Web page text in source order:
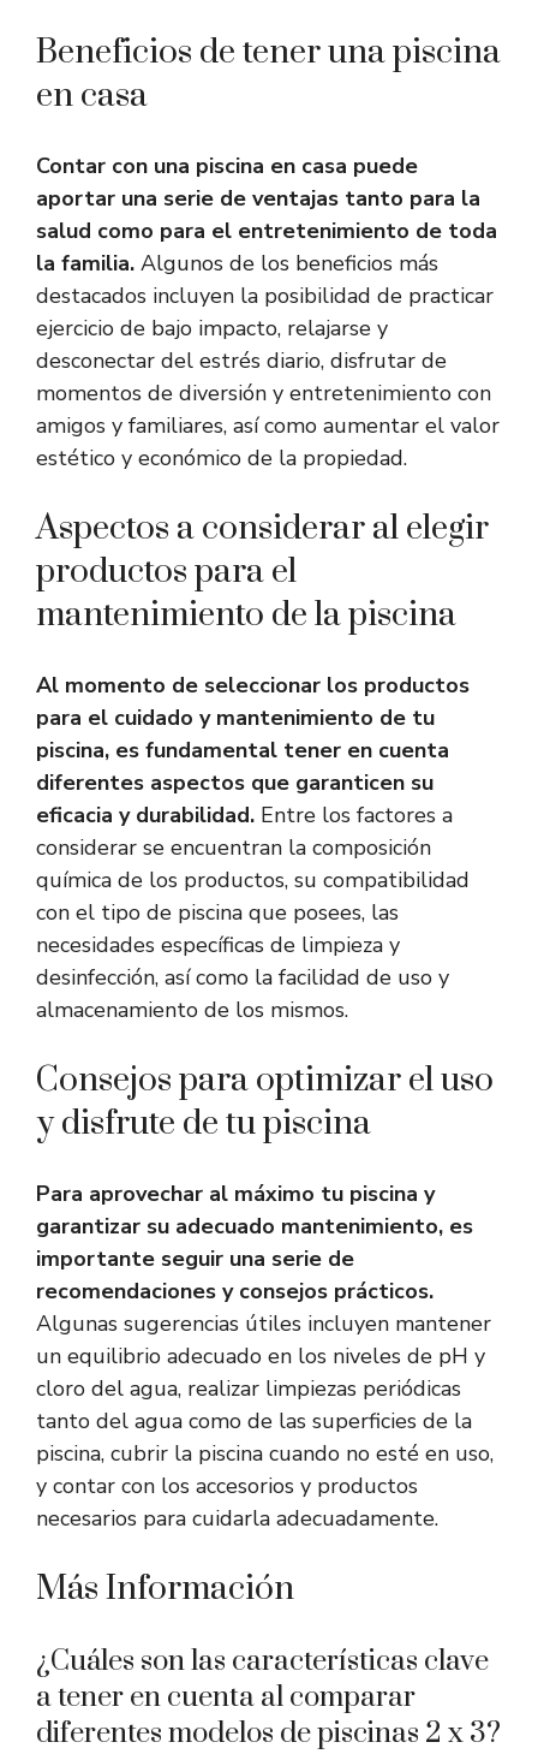
Beneficios de tener una piscina
en casa
Contar con una piscina en casa puede
aportar una serie de ventajas tanto para la
salud como para el entretenimiento de toda
la familia. Algunos de los beneficios más
destacados incluyen la posibilidad de practicar
ejercicio de bajo impacto, relajarse y
desconectar del estrés diario, disfrutar de
momentos de diversión y entretenimiento con
amigos y familiares, así como aumentar el valor
estético y económico de la propiedad.
Aspectos a considerar al elegir
productos para el
mantenimiento de la piscina
Al momento de seleccionar los productos
para el cuidado y mantenimiento de tu
piscina, es fundamental tener en cuenta
diferentes aspectos que garanticen su
eficacia y durabilidad. Entre los factores a
considerar se encuentran la composición
química de los productos, su compatibilidad
con el tipo de piscina que posees, las
necesidades específicas de limpieza y
desinfección, así como la facilidad de uso y
almacenamiento de los mismos.
Consejos para optimizar el uso
y disfrute de tu piscina
Para aprovechar al máximo tu piscina y
garantizar su adecuado mantenimiento, es
importante seguir una serie de
recomendaciones y consejos prácticos.
Algunas sugerencias útiles incluyen mantener
un equilibrio adecuado en los niveles de pH y
cloro del agua, realizar limpiezas periódicas
tanto del agua como de las superficies de la
piscina, cubrir la piscina cuando no esté en uso,
y contar con los accesorios y productos
necesarios para cuidarla adecuadamente.
Más Información
¿Cuáles son las características clave
a tener en cuenta al comparar
diferentes modelos de piscinas 2 x 3?